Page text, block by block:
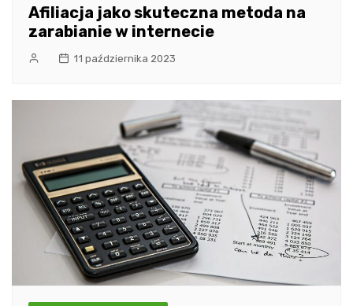
Afiliacja jako skuteczna metoda na
zarabianie w internecie
11 października 2023